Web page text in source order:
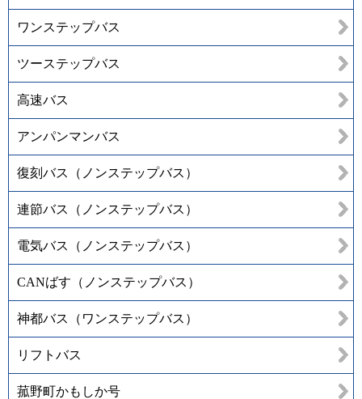
ワンステップバス
ツーステップバス
高速バス
アンパンマンバス
復刻バス（ノンステップバス）
連節バス（ノンステップバス）
電気バス（ノンステップバス）
CANばす（ノンステップバス）
神都バス（ワンステップバス）
リフトバス
菰野町かもしか号